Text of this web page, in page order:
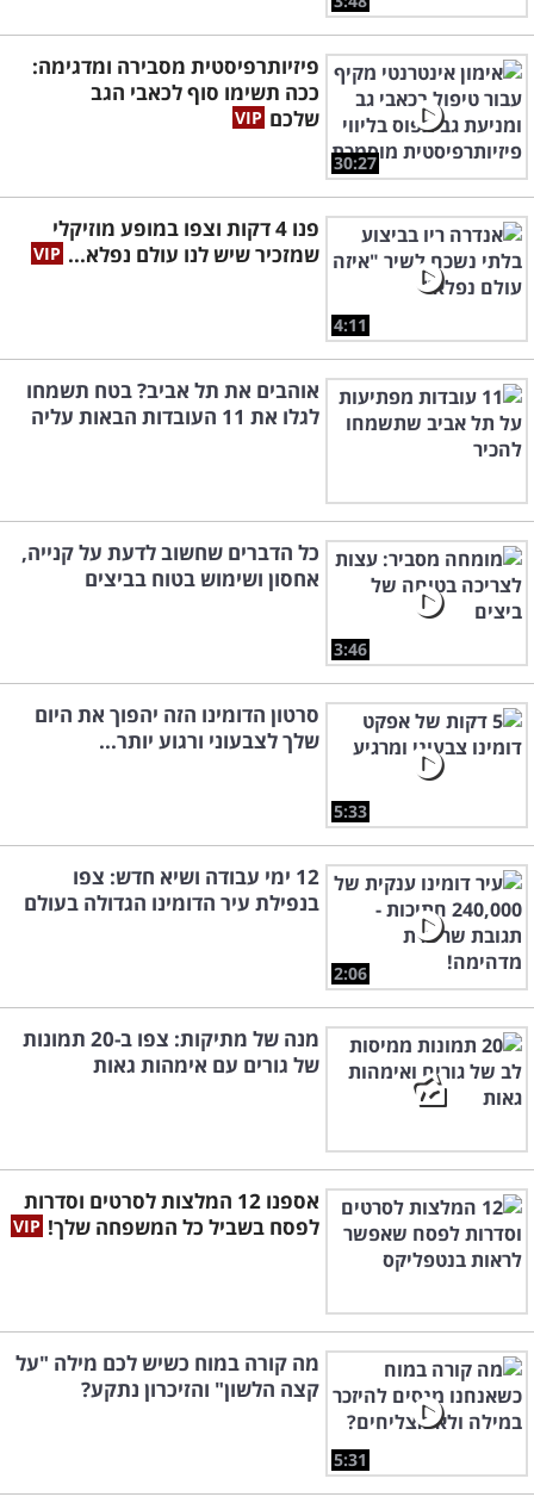
30:27
פיזיותרפיסטית מסבירה ומדגימה:
ככה תשימו סוף לכאבי הגב
שלכם
4:11
פנו 4 דקות וצפו במופע מוזיקלי
שמזכיר שיש לנו עולם נפלא...
אוהבים את תל אביב? בטח תשמחו
לגלו את 11 העובדות הבאות עליה
3:46
כל הדברים שחשוב לדעת על קנייה,
אחסון ושימוש בטוח בביצים
5:33
סרטון הדומינו הזה יהפוך את היום
שלך לצבעוני ורגוע יותר...
2:06
12 ימי עבודה ושיא חדש: צפו
בנפילת עיר הדומינו הגדולה בעולם
מנה של מתיקות: צפו ב-20 תמונות
של גורים עם אימהות גאות
אספנו 12 המלצות לסרטים וסדרות
לפסח בשביל כל המשפחה שלך!
5:31
מה קורה במוח כשיש לכם מילה "על
קצה הלשון" והזיכרון נתקע?